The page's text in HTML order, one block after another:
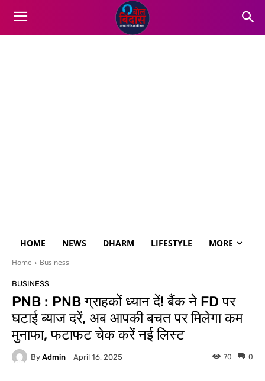
HOME NEWS DHARM LIFESTYLE MORE
Home Business
BUSINESS
PNB : PNB ग्राहकों ध्यान दें! बैंक ने FD पर
घटाई ब्याज दरें, अब आपकी बचत पर मिलेगा कम
मुनाफा, फटाफट चेक करें नई लिस्ट
By Admin April 16, 2025 0
70